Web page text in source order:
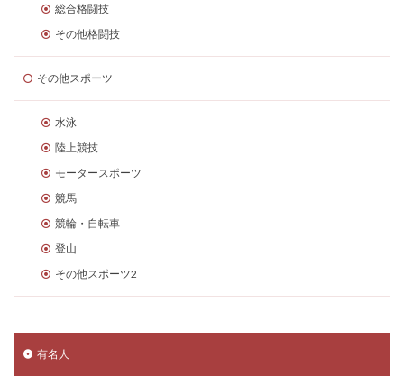
総合格闘技
その他格闘技
その他スポーツ
水泳
陸上競技
モータースポーツ
競馬
競輪・自転車
登山
その他スポーツ2
有名人